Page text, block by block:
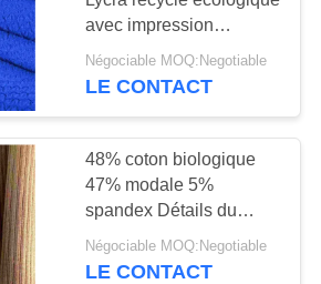
de
avec impression
holographique
métallique
Négociable MOQ:Negotiable
LE CONTACT
48% coton biologique
47% modale 5%
spandex Détails du
matériau pour le tissu
lycra recyclé
Négociable MOQ:Negotiable
LE CONTACT